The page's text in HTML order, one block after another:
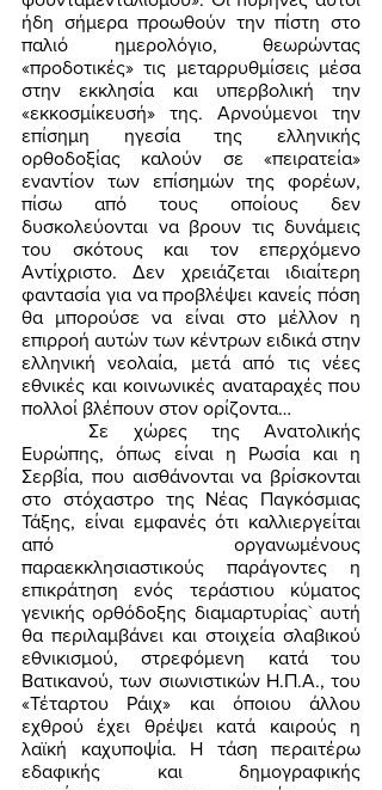
ήδη σήμερα προωθούν την πίστη στο
παλιό ημερολόγιο, θεωρώντας
«προδοτικές» τις μεταρρυθμίσεις μέσα
στην εκκλησία και υπερβολική την
«εκκοσμίκευσή» της. Αρνούμενοι την
επίσημη ηγεσία της ελληνικής
ορθοδοξίας καλούν σε «πειρατεία»
εναντίον των επίσημών της φορέων,
πίσω από τους οποίους δεν
δυσκολεύονται να βρουν τις δυνάμεις
του σκότους και τον επερχόμενο
Αντίχριστο. Δεν χρειάζεται ιδιαίτερη
φαντασία για να προβλέψει κανείς πόση
θα μπορούσε να είναι στο μέλλον η
επιρροή αυτών των κέντρων ειδικά στην
ελληνική νεολαία, μετά από τις νέες
εθνικές και κοινωνικές αναταραχές που
πολλοί βλέπουν στον ορίζοντα…
	Σε χώρες της Ανατολικής
Ευρώπης, όπως είναι η Ρωσία και η
Σερβία, που αισθάνονται να βρίσκονται
στο στόχαστρο της Νέας Παγκόσμιας
Τάξης, είναι εμφανές ότι καλλιεργείται
από οργανωμένους
παραεκκλησιαστικούς παράγοντες η
επικράτηση ενός τεράστιου κύματος
γενικής ορθόδοξης διαμαρτυρίας` αυτή
θα περιλαμβάνει και στοιχεία σλαβικού
εθνικισμού, στρεφόμενη κατά του
Βατικανού, των σιωνιστικών Η.Π.Α., του
«Τέταρτου Ράιχ» και όποιου άλλου
εχθρού έχει θρέψει κατά καιρούς η
λαϊκή καχυποψία. Η τάση περαιτέρω
εδαφικής και δημογραφικής